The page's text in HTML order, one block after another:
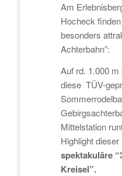
Am
Hocheck
besonders
Achterbahn”:
Auf rd. 1.000
diese TÜV-
Mittelstation
Highlight
spektakuläre
Kreisel”.